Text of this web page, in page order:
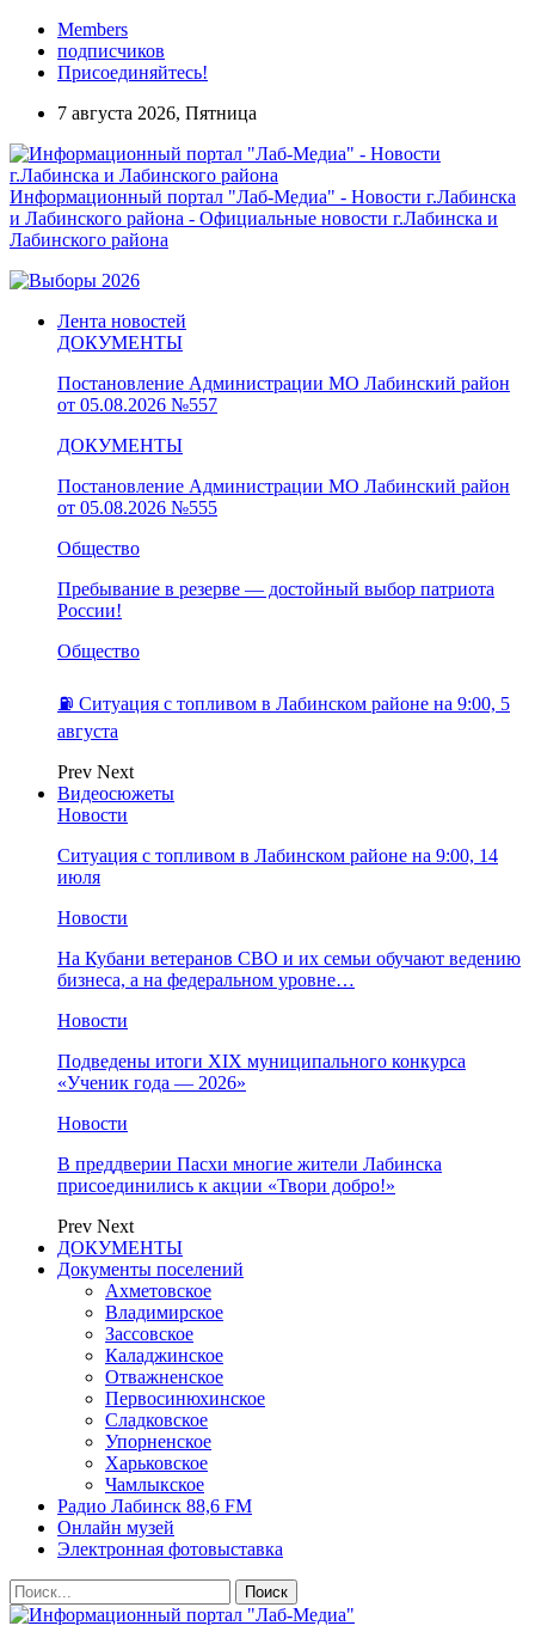
Members
подписчиков
Присоединяйтесь!
7 августа 2026, Пятница
Информационный портал "Лаб-Медиа" - Новости г.Лабинска
и Лабинского района - Официальные новости г.Лабинска и
Лабинского района
Лента новостей
ДОКУМЕНТЫ
Постановление Администрации МО Лабинский район
от 05.08.2026 №557
ДОКУМЕНТЫ
Постановление Администрации МО Лабинский район
от 05.08.2026 №555
Общество
Пребывание в резерве — достойный выбор патриота
России!
Общество
⛽️ Ситуация с топливом в Лабинском районе на 9:00, 5
августа
Prev Next
Видеосюжеты
Новости
Ситуация с топливом в Лабинском районе на 9:00, 14
июля
Новости
На Кубани ветеранов СВО и их семьи обучают ведению
бизнеса, а на федеральном уровне…
Новости
Подведены итоги XIX муниципального конкурса
«Ученик года — 2026»
Новости
В преддверии Пасхи многие жители Лабинска
присоединились к акции «Твори добро!»
Prev Next
ДОКУМЕНТЫ
Документы поселений
Ахметовское
Владимирское
Зассовское
Каладжинское
Отважненское
Первосинюхинское
Сладковское
Упорненское
Харьковское
Чамлыкское
Радио Лабинск 88,6 FM
Онлайн музей
Электронная фотовыставка